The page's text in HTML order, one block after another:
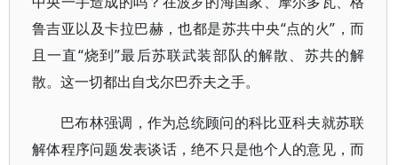
鲁吉亚以及卡拉巴赫，也都是苏共中央“点的火”，而
且一直“烧到”最后苏联武装部队的解散、苏共的解
散。这一切都出自戈尔巴乔夫之手。
巴布林强调，作为总统顾问的科比亚科夫就苏联
解体程序问题发表谈话，绝不只是他个人的意见，而